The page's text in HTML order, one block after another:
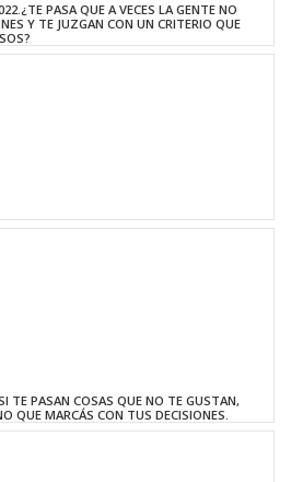
PASA QUE A VECES LA GENTE NO
Y TE JUZGAN CON UN CRITERIO QUE
TE PASAN COSAS QUE NO TE GUSTAN,
QUE MARCÁS CON TUS DECISIONES.